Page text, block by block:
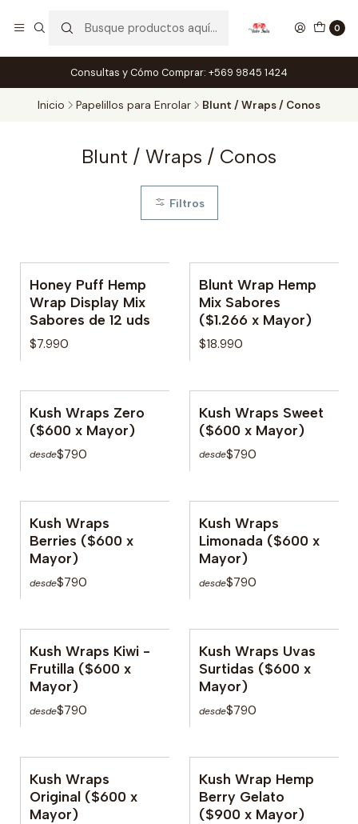
0
Consultas y Cómo Comprar: +569 9845 1424
Inicio Papelillos para Enrolar Blunt / Wraps / Conos
Blunt / Wraps / Conos
Filtros
Honey Puff Hemp
Wrap Display Mix
Sabores de 12 uds
$7.990
Blunt Wrap Hemp
Mix Sabores
($1.266 x Mayor)
$18.990
No disponible
Kush Wraps Zero
($600 x Mayor)
desde$790
Kush Wraps Sweet
($600 x Mayor)
desde$790
Kush Wraps
Berries ($600 x
Mayor)
desde$790
Kush Wraps
Limonada ($600 x
Mayor)
desde$790
Kush Wraps Kiwi -
Frutilla ($600 x
Mayor)
desde$790
No disponible
Kush Wraps Uvas
Surtidas ($600 x
Mayor)
desde$790
Kush Wraps
Original ($600 x
Mayor)
No disponible
Kush Wrap Hemp
Berry Gelato
($900 x Mayor)